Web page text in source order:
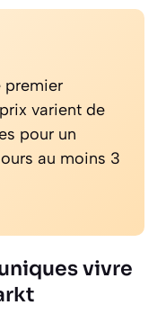
premier
varient de
pour un
au moins 3
vivre